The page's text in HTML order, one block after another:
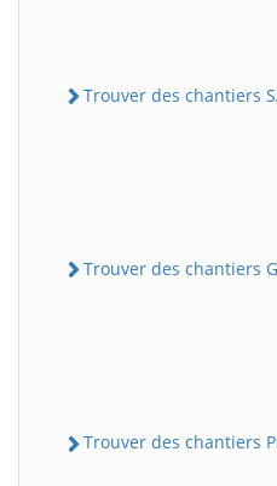
Trouver des chantiers
Trouver des chantiers
Trouver des chantiers